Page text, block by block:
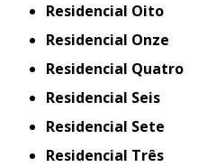
Residencial Oito
Residencial Onze
Residencial Quatro
Residencial Seis
Residencial Sete
Residencial Três